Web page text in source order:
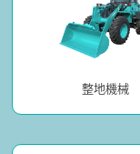
整地機械